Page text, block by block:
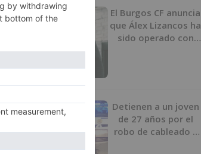
3
El Burgos CF anuncia
que Álex Lizancos ha
sido operado con
4
Detienen a un joven
de 27 años por el
robo de cableado y